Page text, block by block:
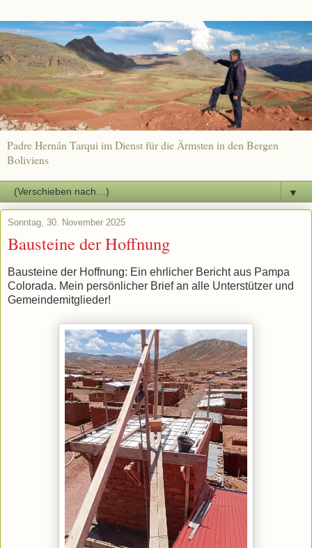
Padre Hernán Tarqui im Dienst für die Ärmsten in den Bergen
Boliviens
▼
Sonntag, 30. November 2025
Bausteine der Hoffnung
Bausteine der Hoffnung: Ein ehrlicher Bericht aus Pampa
Colorada. Mein persönlicher Brief an alle Unterstützer und
Gemeindemitglieder!